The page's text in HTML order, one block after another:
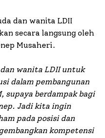
dan wanita LDII
secara langsung oleh
Musaheri.
wanita LDII untuk
dalam pembangunan
supaya berdampak bagi
Jadi kita ingin
pada posisi dan
kompetensi